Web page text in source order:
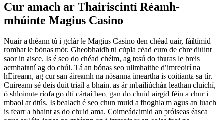
Cur amach ar Thairiscintí Réamh-
mhúinte Magius Casino
Nuair a théann tú i gclár le Magius Casino den chéad uair, fáiltímid
romhat le bónas mór. Gheobhaidh tú cúpla céad euro de chreidiúint
saor in aisce. Is é seo do chéad chéim, ag tosú do thuras le breis
acmhainní ag do chúl. Tá an bónas seo ullmhaithe d’imreoirí na
hÉireann, ag cur san áireamh na nósanna imeartha is coitianta sa tír.
Cuireann sé deis duit triail a bhaint as ár mbailiúchán leathan cluichí,
ó shloinnte ríofa go dtí cártaí beo, gan do chuid airgid féin a chur i
mbaol ar dtús. Is bealach é seo chun muid a fhoghlaim agus an luach
is fearr a bhaint as do chuid ama. Coimeádaimid an próiseas éasca